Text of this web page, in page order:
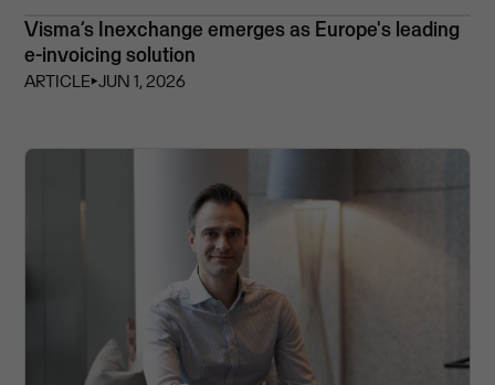
Visma’s Inexchange emerges as Europe's leading
e-invoicing solution
ARTICLE⏵JUN 1, 2026